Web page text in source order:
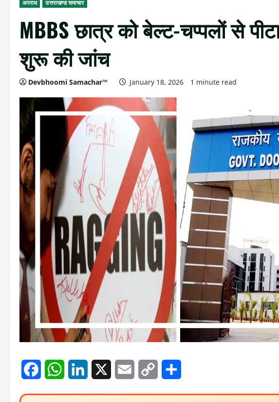
अपराध उत्तराखण्ड समाचार
MBBS छात्र को बेल्ट-चप्पलों से
शुरू की जांच
Devbhoomi Samachar™ January 18, 2026 1 minute read
FacebookWhatsAppLinkedIn Email
Copy